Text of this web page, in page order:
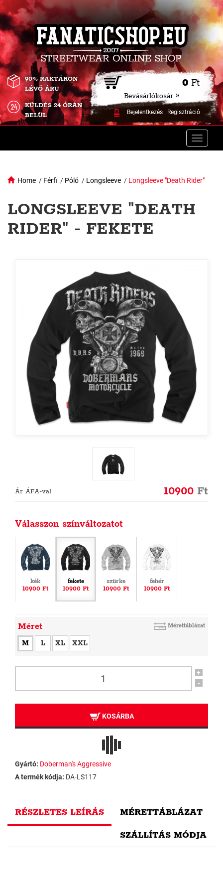
0 Ft
Bevásárlókosár »
Bejelentkezés| Regisztráció
90% RAKTÁRON
LÉVŐ ÁRU
KÜLDÉS 24 ÓRÁN
BELÜL
Toggle
Home / Férfi / Póló / Longsleeve / Longsleeve "Death Rider"
LONGSLEEVE "DEATH
RIDER" - FEKETE
Ár ÁFA-val 10900 Ft
Válasszon színváltozatot
kék
10900 Ft
fekete
10900 Ft
szürke
10900 Ft
fehér
10900 Ft
Méret Mérettáblázat
M L XL XXL
+
-
KOSÁRBA
Gyártó: Doberman's Aggressive
A termék kódja: DA-LS117
RÉSZLETES LEÍRÁS MÉRETTÁBLÁZAT
SZÁLLÍTÁS MÓDJA